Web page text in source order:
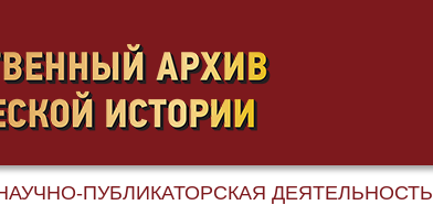
ПУБЛИКАТОРСКАЯ ДЕЯТЕЛЬНОСТЬ